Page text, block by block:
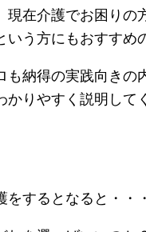
や排泄、入浴などあらゆる点で
まったなんてこともありえま
めの対処法もありますので、困
ドブックとしてもおすすめでき
お手元にいかがでしょうか？